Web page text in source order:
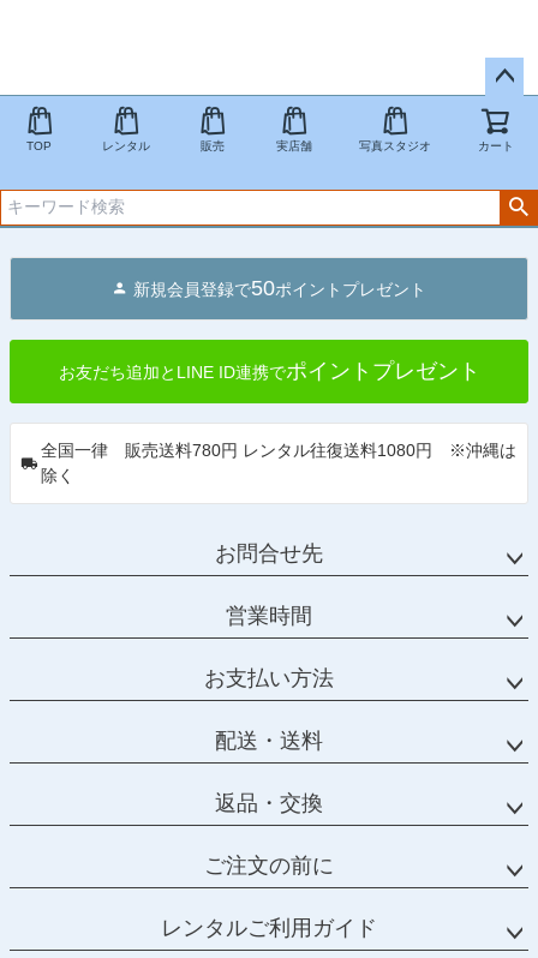
ペー
ジト
TOP レンタル 販売 実店舗 写真スタジオ カート
新規会員登録で50ポイントプレゼント
お友だち追加とLINE ID連携でポイントプレゼント
全国一律 販売送料780円 レンタル往復送料1080円 ※沖縄は
除く
お問合せ先
営業時間
お支払い方法
配送・送料
返品・交換
ご注文の前に
レンタルご利用ガイド